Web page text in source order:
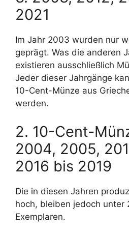
2021
Im Jahr 2003 wurden nur
geprägt. Was die anderen
existieren ausschließlich
Jeder dieser Jahrgänge
10-Cent-Münze aus
werden.
2. 10-Cent-
2004, 2005,
2016 bis 2019
Die in diesen Jahren
hoch, bleiben jedoch unter
Exemplaren.